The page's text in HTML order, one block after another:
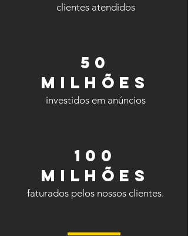
clientes atendidos
50
milhões
investidos em anúncios​​
100
milhões
faturados pelos nossos clientes.